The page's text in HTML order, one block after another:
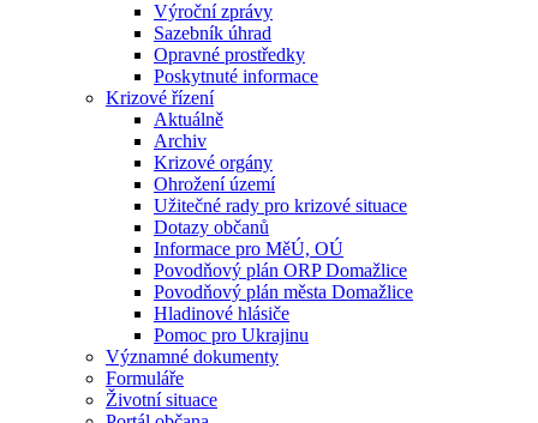
Výroční zprávy
Sazebník úhrad
Opravné prostředky
Poskytnuté informace
Krizové řízení
Aktuálně
Archiv
Krizové orgány
Ohrožení území
Užitečné rady pro krizové situace
Dotazy občanů
Informace pro MěÚ, OÚ
Povodňový plán ORP Domažlice
Povodňový plán města Domažlice
Hladinové hlásiče
Pomoc pro Ukrajinu
Významné dokumenty
Formuláře
Životní situace